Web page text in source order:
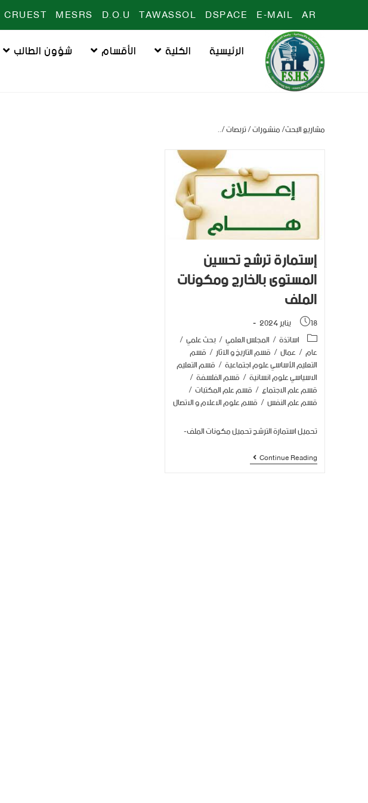
AR
E-MAIL
DSPACE
TAWASSOL
D.O.U
MESRS
CRUEST
الرئيسية الكلية الأقسام شؤون الطالب
مشاريع البحث/ منشورات / تربصات /..
إستمارة ترشح تحسين
المستوى بالخارج ومكونات
الملف
18 يناير 2024
اساتذة/ المجلس العلمي/بحث علمي/
عام/عمال/ قسم التاريخ و الآثار/ قسم
التعليم الأساسي علوم اجتماعية/ قسم التعليم
الاسياسي علوم انسانية/ قسم الفلسفة/
قسم علم الاجتماع/ قسم علم المكتبات/
قسم علم النفس/ قسم علوم الاعلام و الاتصال
تحميل استمارة الترشح تحميل مكونات الملف-
Continue Reading